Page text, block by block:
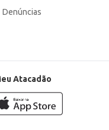
Denúncias
Atacadão